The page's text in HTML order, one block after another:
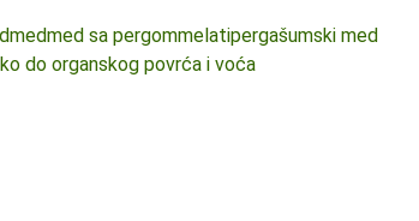
medmed sa pergommelatipergašumski med
do organskog povrća i voća